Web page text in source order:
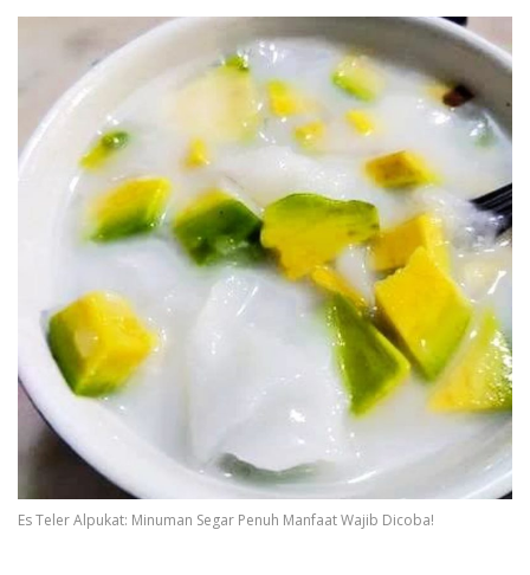
Es Teler Alpukat: Minuman Segar Penuh Manfaat Wajib Dicoba!